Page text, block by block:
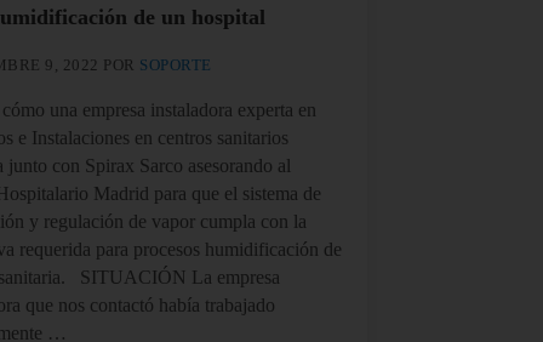
de un hospital
9, 2022 POR SOPORTE
una empresa instaladora experta en
e Instalaciones en centros sanitarios
junto con Spirax Sarco asesorando al
Madrid para que el sistema de
y regulación de vapor cumpla con la
requerida para procesos humidificación de
SITUACIÓN La empresa
que nos contactó había trabajado
…